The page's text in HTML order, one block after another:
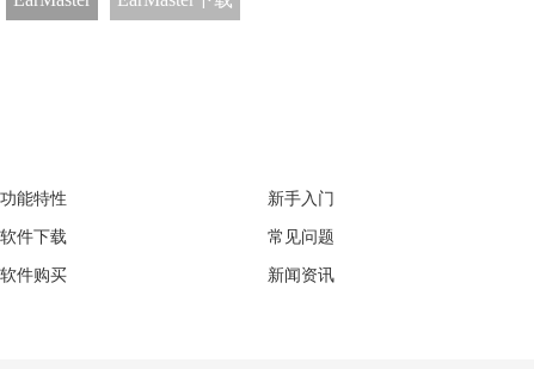
功能特性
软件下载
软件购买
新手入门
常见问题
新闻资讯